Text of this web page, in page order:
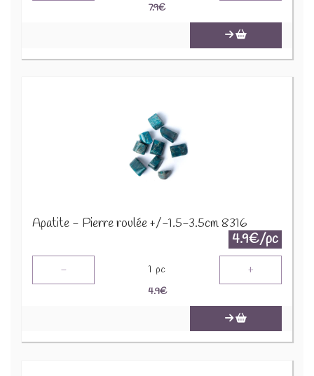
7.9€
Apatite - Pierre roulée +/-1.5-3.5cm 8316
4.9€/pc
- 1 pc +
4.9€